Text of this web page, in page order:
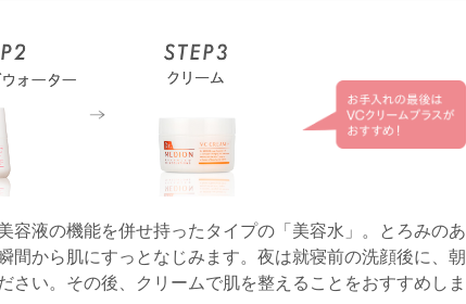
容液の機能を併せ持ったタイプの「美容水」。とろみのあ
間から肌にすっとなじみます。夜は就寝前の洗顔後に、朝
さい。その後、クリームで肌を整えることをおすすめしま